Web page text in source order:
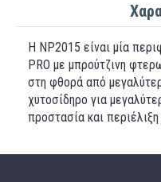
Η NP2015 είναι μία
PRO με μπρούτζινη
στη φθορά από
χυτοσίδηρο για
προστασία και